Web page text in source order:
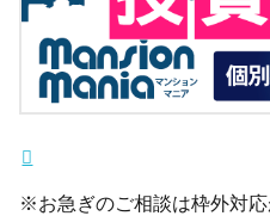
※お急ぎのご相談は枠外対